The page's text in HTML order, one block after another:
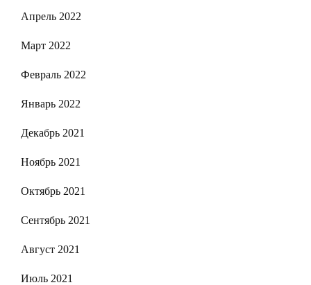
Апрель 2022
Март 2022
Февраль 2022
Январь 2022
Декабрь 2021
Ноябрь 2021
Октябрь 2021
Сентябрь 2021
Август 2021
Июль 2021